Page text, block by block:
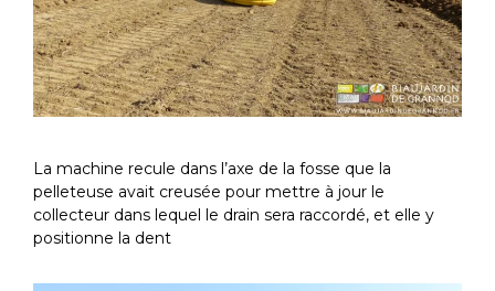
La machine recule dans l’axe de la fosse que la
pelleteuse avait creusée pour mettre à jour le
collecteur dans lequel le drain sera raccordé, et elle y
positionne la dent